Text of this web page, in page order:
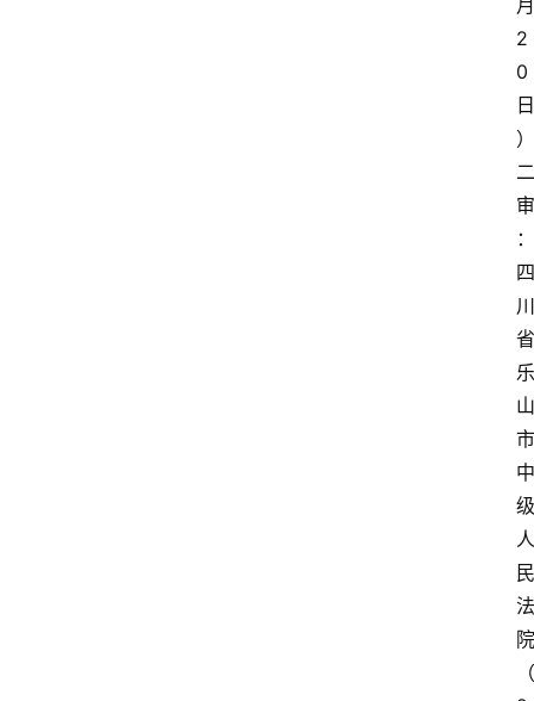
月
2
0
日
）
二
审
：
四
川
省
乐
山
市
中
级
人
民
法
院
（